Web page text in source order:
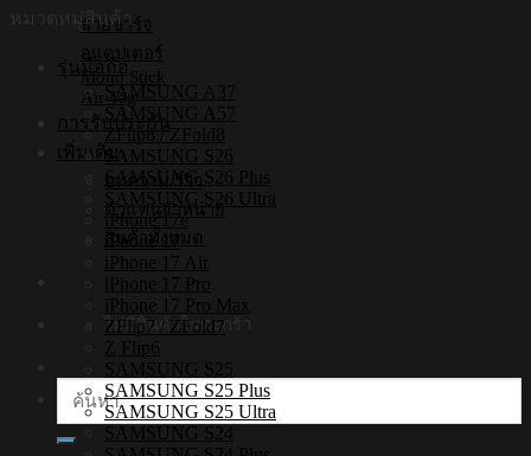
สายชาร์จ
อแดปเตอร์
Mono Stick
Air Tag
การรับประกัน
เพิ่มเติม
บทความ/รีวิว
ตัวแทนจำหน่าย
สินค้าทั้งหมด
ไม่มีสินค้าในตะกร้า
ค้นหา:
กระแทก
ชิ้น
หมวดหมู่สินค้า
รุ่นมือถือ
SAMSUNG A37
SAMSUNG A57
ZFlip8 / ZFold8
SAMSUNG S26
SAMSUNG S26 Plus
SAMSUNG S26 Ultra
iPhone 17e
iPhone 17
iPhone 17 Air
iPhone 17 Pro
iPhone 17 Pro Max
ZFlip7 / ZFold7
Z Flip6
SAMSUNG S25
SAMSUNG S25 Plus
SAMSUNG S25 Ultra
SAMSUNG S24